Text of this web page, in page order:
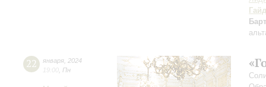
22 января 2024
19:00 Пн